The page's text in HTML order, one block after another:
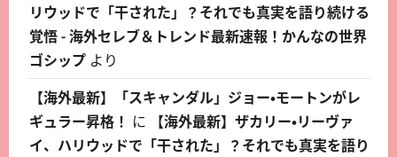
リウッドで「干された」？それでも真実を語り続ける
覚悟 - 海外セレブ＆トレンド最新速報！かんなの世界
ゴシップ より
【海外最新】「スキャンダル」ジョー・モートンがレ
ギュラー昇格！ に
【海外最新】ザカリー・リーヴァ
イ、ハリウッドで「干された」？それでも真実を語り